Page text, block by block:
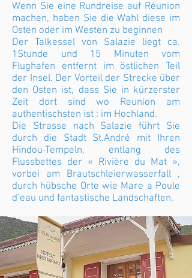
Wenn Sie eine Rundreise auf Réunion
machen, haben Sie die Wahl diese im
Osten oder im Westen zu beginnen
Der Talkessel von Salazie liegt ca.
1Stunde und 15 Minuten vom
Flughafen entfernt im östlichen Teil
der Insel. Der Vorteil der Strecke über
den Osten ist, dass Sie in kürzerster
Zeit dort sind wo Reunion am
authentischsten ist : im Hochland.
Die Strasse nach Salazie führt Sie
durch die Stadt St.André mit Ihren
Hindou-Tempeln, entlang des
Flussbettes der « Rivière du Mat »,
vorbei am Brautschleierwasserfall ,
durch hübsche Orte wie Mare a Poule
d’eau und fantastische Landschaften.